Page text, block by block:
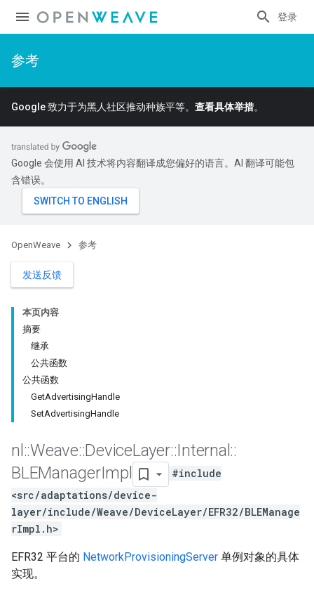
登录
参考
Google 致力于为黑人社区推动种族平等。 查看具体举措。
Google 会使用 AI 技术将内容翻译成您偏好的语言。AI 翻译可能包
含错误。
OpenWeave 参考
发送反馈
本页内容
摘要
继承
公共函数
公共函数
GetAdvertisingHandle
SetAdvertisingHandle
nl ::Weave::DeviceLayer::Internal ::
BLEManagerImpl
#include
<src/adaptations/device-
layer/include/Weave/DeviceLayer/EFR32/BLEManage
rImpl.h>
EFR32 平台的 NetworkProvisioningServer 单例对象的具体
实现。